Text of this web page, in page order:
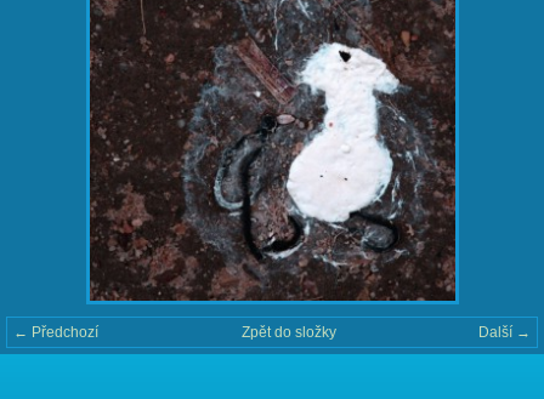
← Předchozí Další →
Zpět do složky